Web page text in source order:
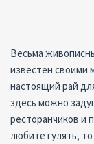
Весьма
известен своими
настоящий рай
здесь можно
ресторанчиков и
любите гулять,